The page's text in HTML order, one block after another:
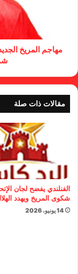
مهاجم المريخ
مقالات ذات صلة
الفنلندي يفضح لجان
شكوى المريخ ويهدد
14 يونيو، 2026